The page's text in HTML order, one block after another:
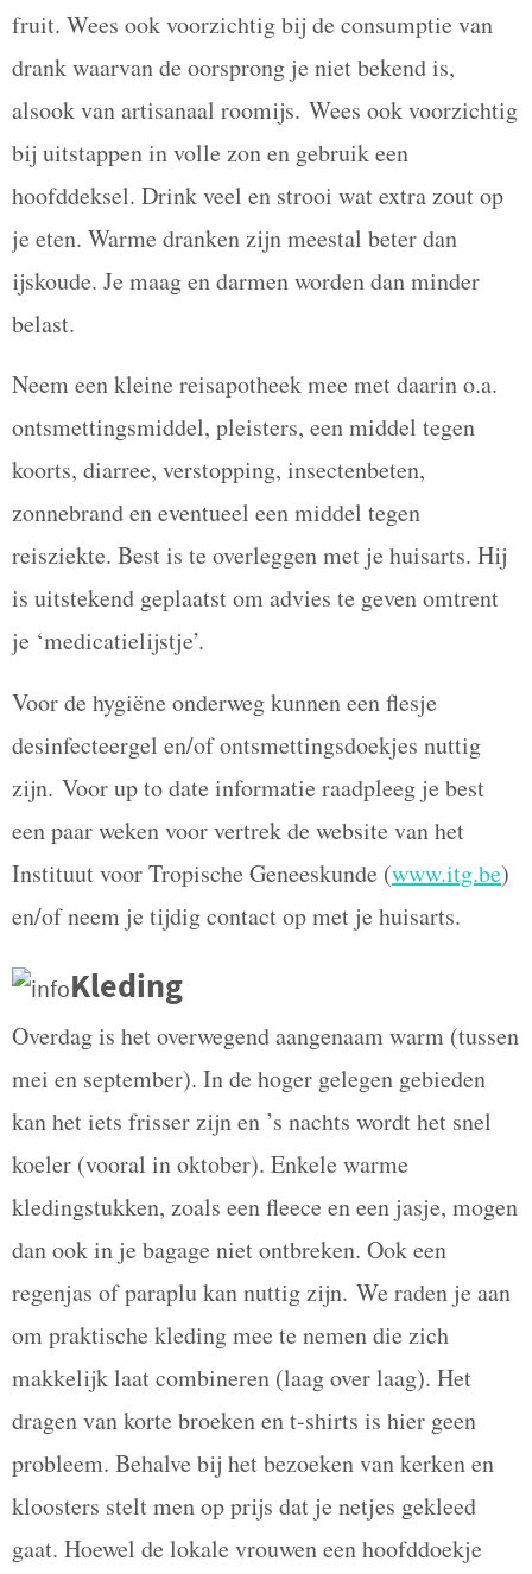
fruit. Wees ook voorzichtig bij de consumptie van
drank waarvan de oorsprong je niet bekend is,
alsook van artisanaal roomijs. Wees ook voorzichtig
bij uitstappen in volle zon en gebruik een
hoofddeksel. Drink veel en strooi wat extra zout op
je eten. Warme dranken zijn meestal beter dan
ijskoude. Je maag en darmen worden dan minder
belast.
Neem een kleine reisapotheek mee met daarin o.a.
ontsmettingsmiddel, pleisters, een middel tegen
koorts, diarree, verstopping, insectenbeten,
zonnebrand en eventueel een middel tegen
reisziekte. Best is te overleggen met je huisarts. Hij
is uitstekend geplaatst om advies te geven omtrent
je ‘medicatielijstje’.
Voor de hygiëne onderweg kunnen een flesje
desinfecteergel en/of ontsmettingsdoekjes nuttig
zijn. Voor up to date informatie raadpleeg je best
een paar weken voor vertrek de website van het
Instituut voor Tropische Geneeskunde (www.itg.be)
en/of neem je tijdig contact op met je huisarts.
Kleding
Overdag is het overwegend aangenaam warm (tussen
mei en september). In de hoger gelegen gebieden
kan het iets frisser zijn en ’s nachts wordt het snel
koeler (vooral in oktober). Enkele warme
kledingstukken, zoals een fleece en een jasje, mogen
dan ook in je bagage niet ontbreken. Ook een
regenjas of paraplu kan nuttig zijn. We raden je aan
om praktische kleding mee te nemen die zich
makkelijk laat combineren (laag over laag). Het
dragen van korte broeken en t-shirts is hier geen
probleem. Behalve bij het bezoeken van kerken en
kloosters stelt men op prijs dat je netjes gekleed
gaat. Hoewel de lokale vrouwen een hoofddoekje